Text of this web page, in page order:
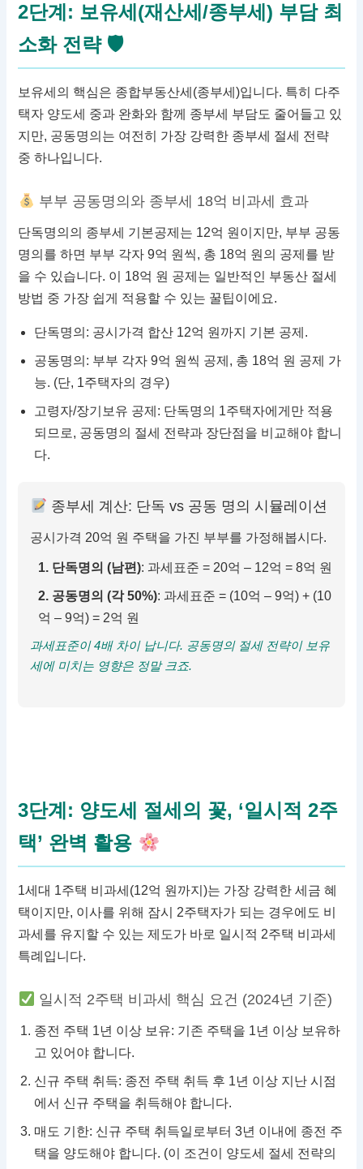
2단계: 보유세(재산세/종부세) 부담 최
소화 전략 🛡
보유세의 핵심은 종합부동산세(종부세)입니다. 특히 다주
택자 양도세 중과 완화와 함께 종부세 부담도 줄어들고 있
지만, 공동명의는 여전히 가장 강력한 종부세 절세 전략
중 하나입니다.
부부 공동명의와 종부세 18억 비과세 효과
단독명의의 종부세 기본공제는 12억 원이지만, 부부 공동
명의를 하면 부부 각자 9억 원씩, 총 18억 원의 공제를 받
을 수 있습니다. 이 18억 원 공제는 일반적인 부동산 절세
방법 중 가장 쉽게 적용할 수 있는 꿀팁이에요.
단독명의: 공시가격 합산 12억 원까지 기본 공제.
공동명의: 부부 각자 9억 원씩 공제, 총 18억 원 공제 가
능. (단, 1주택자의 경우)
고령자/장기보유 공제: 단독명의 1주택자에게만 적용
되므로, 공동명의 절세 전략과 장단점을 비교해야 합니
다.
종부세 계산: 단독 vs 공동 명의 시뮬레이션
공시가격 20억 원 주택을 가진 부부를 가정해봅시다.
1. 단독명의 (남편): 과세표준 = 20억 – 12억 = 8억 원
2. 공동명의 (각 50%): 과세표준 = (10억 – 9억) + (10
억 – 9억) = 2억 원
과세표준이 4배 차이 납니다. 공동명의 절세 전략이 보유
세에 미치는 영향은 정말 크죠.
3단계: 양도세 절세의 꽃, ‘일시적 2주
택’ 완벽 활용
1세대 1주택 비과세(12억 원까지)는 가장 강력한 세금 혜
택이지만, 이사를 위해 잠시 2주택자가 되는 경우에도 비
과세를 유지할 수 있는 제도가 바로 일시적 2주택 비과세
특례입니다.
일시적 2주택 비과세 핵심 요건 (2024년 기준)
종전 주택 1년 이상 보유: 기존 주택을 1년 이상 보유하
고 있어야 합니다.
신규 주택 취득: 종전 주택 취득 후 1년 이상 지난 시점
에서 신규 주택을 취득해야 합니다.
매도 기한: 신규 주택 취득일로부터 3년 이내에 종전 주
택을 양도해야 합니다. (이 조건이 양도세 절세 전략의